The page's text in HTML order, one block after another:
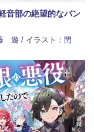
音部の絶望的なバン
遊 / イラスト： 閏